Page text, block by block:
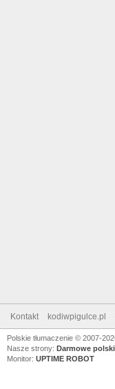
Kontakt kodiwpigulce.pl
Polskie tłumaczenie © 2007-
Nasze strony: Darmowe
Monitor: UPTIME ROBOT